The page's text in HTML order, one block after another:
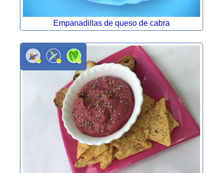
Empanadillas de queso de cabra